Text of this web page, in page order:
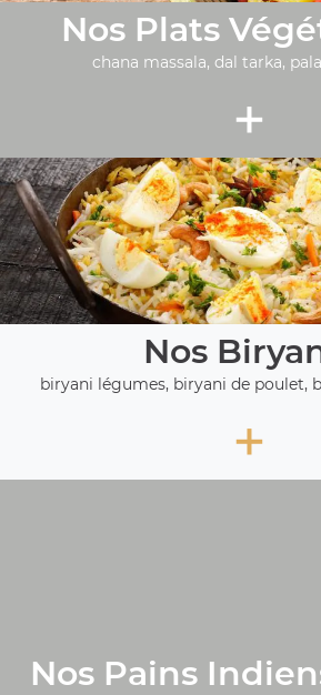
Nos Plats
chana massala, dal tarka,
+
Nos
biryani légumes, biryani de poulet,
+
Nos Pains